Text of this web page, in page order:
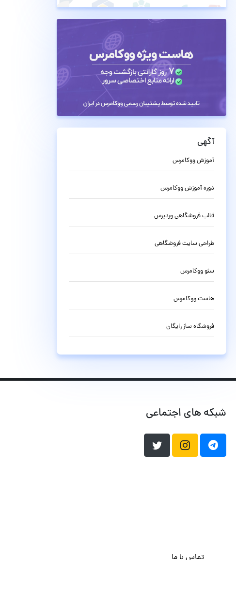
آگهی
آموزش ووکامرس
دوره آموزش ووکامرس
قالب فروشگاهی وردپرس
طراحی سایت فروشگاهی
سئو ووکامرس
هاست ووکامرس
فروشگاه ساز رایگان
شبکه های اجتماعی
تماس با ما